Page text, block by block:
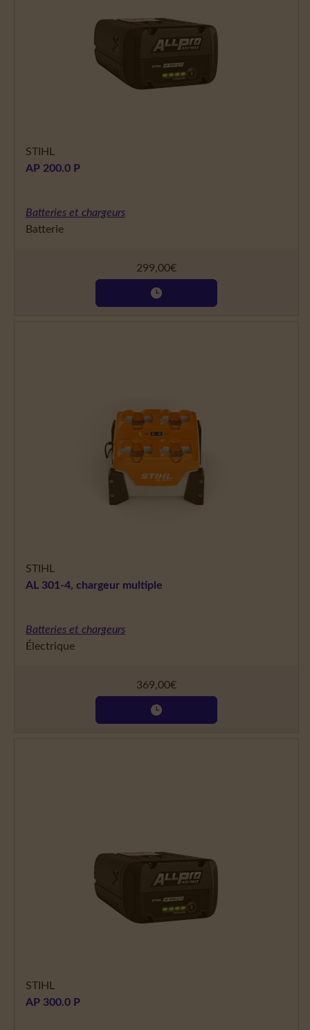
STIHL
AP 200.0 P
Batteries et chargeurs
Batterie
299,00€
STIHL
AL 301-4, chargeur multiple
Batteries et chargeurs
Électrique
369,00€
STIHL
AP 300.0 P